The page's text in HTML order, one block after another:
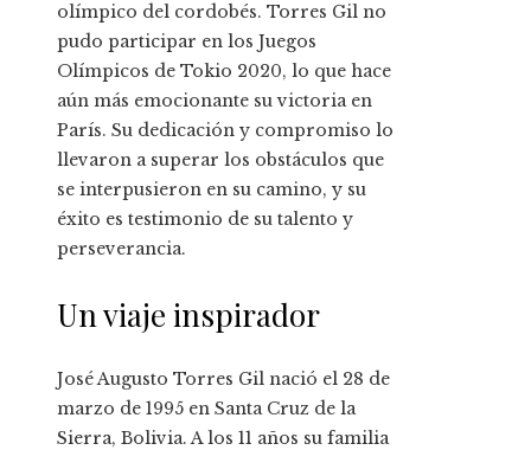
olímpico del cordobés. Torres Gil no
pudo participar en los Juegos
Olímpicos de Tokio 2020, lo que hace
aún más emocionante su victoria en
París. Su dedicación y compromiso lo
llevaron a superar los obstáculos que
se interpusieron en su camino, y su
éxito es testimonio de su talento y
perseverancia.
Un viaje inspirador
José Augusto Torres Gil nació el 28 de
marzo de 1995 en Santa Cruz de la
Sierra, Bolivia. A los 11 años su familia